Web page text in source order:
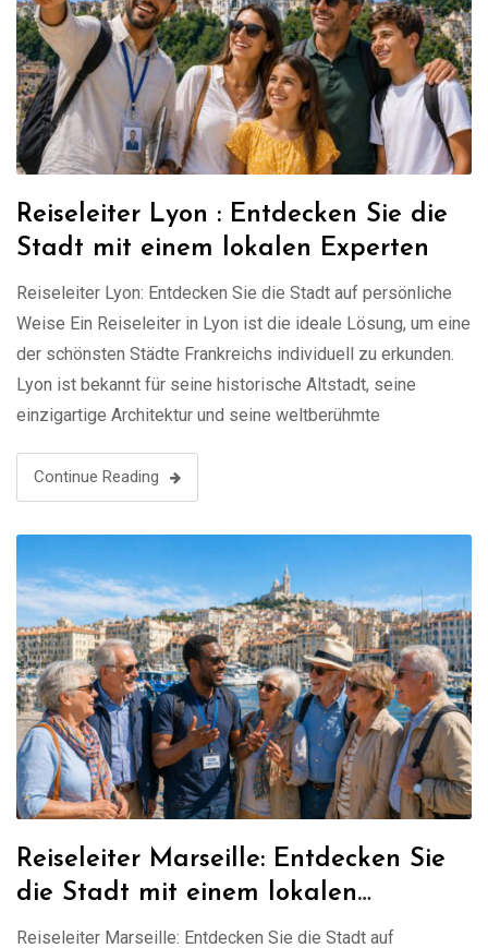
Reiseleiter Lyon : Entdecken Sie die
Stadt mit einem lokalen Experten
Reiseleiter Lyon: Entdecken Sie die Stadt auf persönliche
Weise Ein Reiseleiter in Lyon ist die ideale Lösung, um eine
der schönsten Städte Frankreichs individuell zu erkunden.
Lyon ist bekannt für seine historische Altstadt, seine
einzigartige Architektur und seine weltberühmte
maßgeschneiderte Tour, die perfekt auf Ihre Interessen
abgestimmt …
Continue Reading
Reiseleiter Marseille: Entdecken Sie
die Stadt mit einem lokalen
Experten
Reiseleiter Marseille: Entdecken Sie die Stadt auf